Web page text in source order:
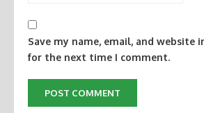
Save my name, email, and website
for the next time I comment.